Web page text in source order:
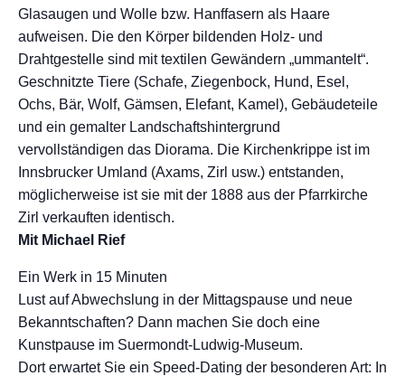
Glasaugen und Wolle bzw. Hanffasern als Haare
aufweisen. Die den Körper bildenden Holz- und
Drahtgestelle sind mit textilen Gewändern „ummantelt“.
Geschnitzte Tiere (Schafe, Ziegenbock, Hund, Esel,
Ochs, Bär, Wolf, Gämsen, Elefant, Kamel), Gebäudeteile
und ein gemalter Landschaftshintergrund
vervollständigen das Diorama. Die Kirchenkrippe ist im
Innsbrucker Umland (Axams, Zirl usw.) entstanden,
möglicherweise ist sie mit der 1888 aus der Pfarrkirche
Zirl verkauften identisch.
Mit Michael Rief
Ein Werk in 15 Minuten
Lust auf Abwechslung in der Mittagspause und neue
Bekanntschaften? Dann machen Sie doch eine
Kunstpause im Suermondt-Ludwig-Museum.
Dort erwartet Sie ein Speed-Dating der besonderen Art: In